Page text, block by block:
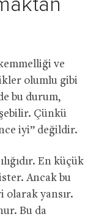
ve
olumlu gibi
bu durum,
Çünkü
iyi” değildir.
En küçük
Ancak bu
olarak yansır.
Bu da